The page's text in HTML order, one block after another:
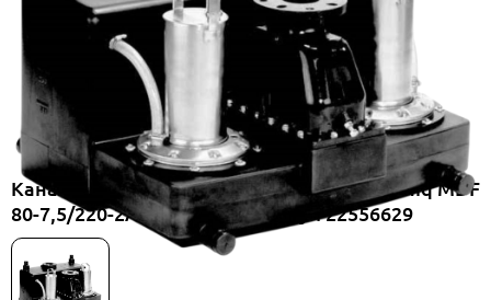
Канализационная насосная станция Onimiq MDF
80-7,5/220-2ACC-80/10A, артикул 22556629